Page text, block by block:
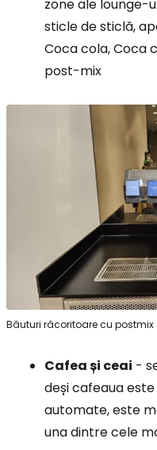
zone ale lounge-
sticle de sticlă,
Coca cola, Coca
post-mix
Băuturi răcoritoare cu postmix
Cafea și ceai -
deși cafeaua
automate, este
una dintre cele